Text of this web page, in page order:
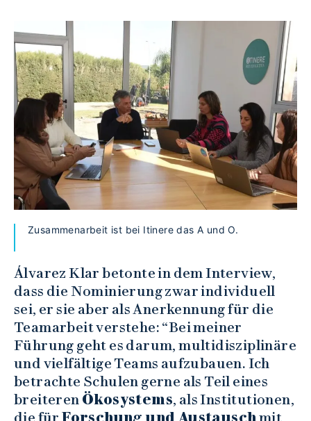
Zusammenarbeit ist bei Itinere das A und O.
Álvarez Klar betonte in dem Interview,
dass die Nominierung zwar individuell
sei, er sie aber als Anerkennung für die
Teamarbeit verstehe: “Bei meiner
Führung geht es darum, multidisziplinäre
und vielfältige Teams aufzubauen. Ich
betrachte Schulen gerne als Teil eines
breiteren Ökosystems, als Institutionen,
die fürForschung und Austauschmit